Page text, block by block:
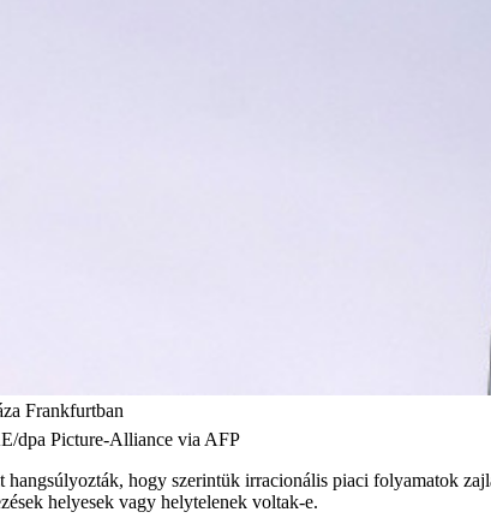
Frankfurtban
dpa Picture-Alliance via AFP
hogy szerintük irracionális piaci folyamatok
helyesek vagy helytelenek voltak-e.